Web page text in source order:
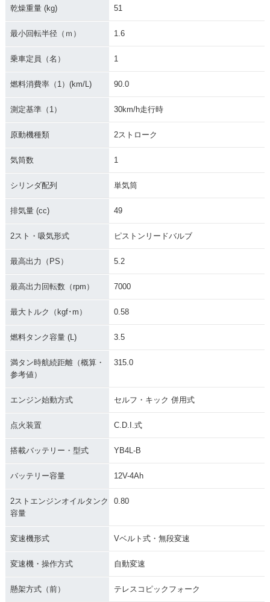
乾燥重量 (kg) 51
最小回転半径（ｍ） 1.6
乗車定員（名） 1
燃料消費率（1）(km/L) 90.0
測定基準（1） 30km/h走行時
原動機種類 2ストローク
気筒数 1
シリンダ配列 単気筒
排気量 (cc) 49
2スト・吸気形式 ピストンリードバルブ
最高出力（PS） 5.2
最高出力回転数（rpm） 7000
最大トルク（kgf･m） 0.58
燃料タンク容量 (L) 3.5
満タン時航続距離（概算・
参考値）
315.0
エンジン始動方式 セルフ・キック 併用式
点火装置 C.D.I.式
搭載バッテリー・型式 YB4L-B
バッテリー容量 12V-4Ah
2ストエンジンオイルタンク
容量
0.80
変速機形式 Vベルト式・無段変速
変速機・操作方式 自動変速
懸架方式（前） テレスコピックフォーク